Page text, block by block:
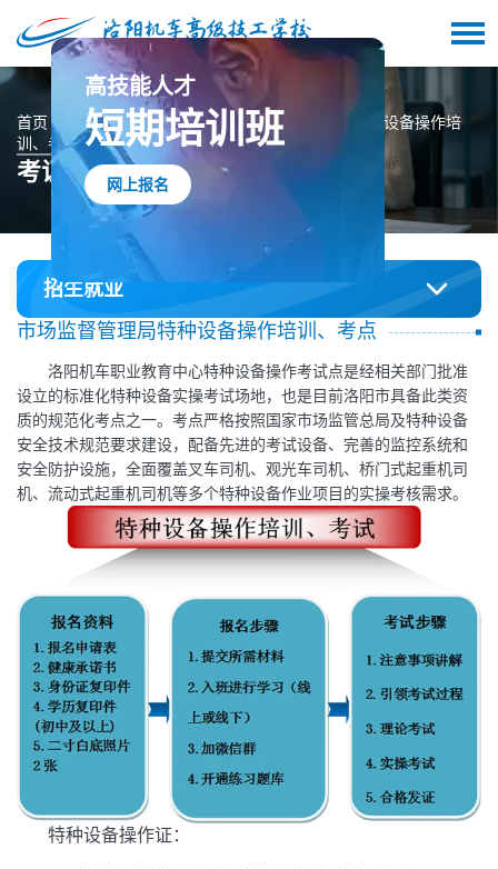
首页 招生培训 考证与培训
市场监督管理局特种设备操作培
训、考点
考证与培训
招生就业
市场监督管理局特种设备操作培训、考点
洛阳机车职业教育中心特种设备操作考试点是经相关部门批准
设立的标准化特种设备实操考试场地，也是目前洛阳市具备此类资
质的规范化考点之一。考点严格按照国家市场监管总局及特种设备
安全技术规范要求建设，配备先进的考试设备、完善的监控系统和
安全防护设施，全面覆盖叉车司机、观光车司机、桥门式起重机司
机、流动式起重机司机等多个特种设备作业项目的实操考核需求。
特种设备操作证 ：
高技能人才
短期培训班
网上报名